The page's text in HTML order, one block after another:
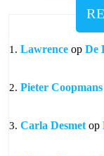
Lawrence op De
Pieter Coopmans
Carla Desmet op